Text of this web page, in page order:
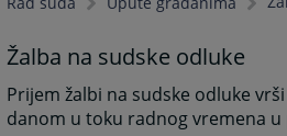
Žalba na sudske odluke
Prijem žalbi na sudske odluke
danom u toku radnog vremena